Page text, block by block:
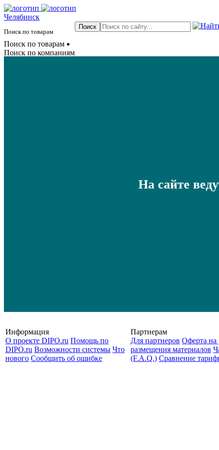
Челябинск
Поиск по товарам
Поиск по товарам
Поиск по компаниям
На сайте
Информация
О проекте DIPO.ru Помощь по
DIPO.ru Возможности системы Что
нового Сообщить об ошибке
Партнерам
Для партнеров Оферта на
размещения материалов
(F.A.Q.) Cравнение